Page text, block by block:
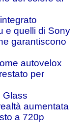
e quelli di Sony
garantiscono
autovelox
per
Glass
aumentata
a 720p